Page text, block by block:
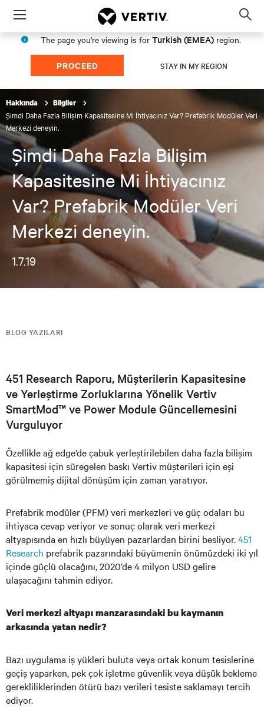
Menu
The page you're viewing is for Turkish (EMEA) region.
PROCEED STAY IN MY REGION
Hakkında Bilgiler
Şimdi Daha Fazla Bilişim Kapasitesine Mi İhtiyacınız Var? Prefabrik Modüler Veri
Merkezi deneyin.
Şimdi Daha Fazla Bilişim
Kapasitesine Mi İhtiyacınız
Var? Prefabrik Modüler Veri
Merkezi deneyin.
1.7.19
BLOG YAZILARI
451 Research Raporu, Müşterilerin Kapasitesine
ve Yerleştirme Zorluklarına Yönelik Vertiv
SmartMod™ ve Power Module Güncellemesini
Vurguluyor
Özellikle ağ edge’de çabuk yerleştirilebilen daha fazla bilişim
kapasitesi için süregelen baskı Vertiv müşterileri için eşi
görülmemiş dijital dönüşüm için zaman yaratıyor.
Prefabrik modüler (PFM) veri merkezleri ve güç odaları bu
ihtiyaca cevap veriyor ve sonuç olarak veri merkezi
altyapısında en hızlı büyüyen pazarlardan birini besliyor.451
Research prefabrik pazarındaki büyümenin önümüzdeki iki yıl
içinde güçlü olacağını, 2020’de 4 milyon USD gelire
ulaşacağını tahmin ediyor.
Veri merkezi altyapı manzarasındaki bu kaymanın
arkasında yatan nedir?
Bazı uygulama iş yükleri buluta veya ortak konum tesislerine
geçiş yaparken, pek çok işletme güvenlik veya düşük bekleme
gerekliliklerinden ötürü bazı verileri tesiste saklamayı tercih
ediyor.